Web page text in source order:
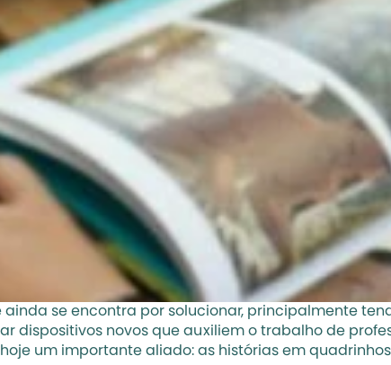
se encontra por solucionar, principalmente
dispositivos novos que auxiliem o trabalho de
um importante aliado: as histórias em